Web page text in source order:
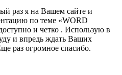
раз я на Вашем сайте и
по теме «WORD
и четко . Использую в
и впредь ждать Ваших
раз огромное спасибо.